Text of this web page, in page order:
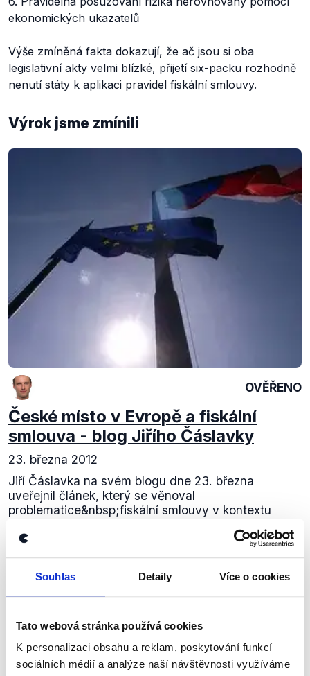
Souhlas Detaily Více o cookies
Tato webová stránka používá cookies
K personalizaci obsahu a reklam, poskytování funkcí
sociálních médií a analýze naší návštěvnosti využíváme
ekonomických ukazatelů
Výše zmíněná fakta dokazují, že ač jsou si oba
legislativní akty velmi blízké, přijetí six-packu rozhodně
nenutí státy k aplikaci pravidel fiskální smlouvy.
Výrok jsme zmínili
OVĚŘENO
České místo v Evropě a fiskální
smlouva - blog Jiřího Čáslavky
23. března 2012
Jiří Čáslavka na svém blogu dne 23. března
uveřejnil článek, který se věnoval
problematice&nbsp;fiskální smlouvy v kontextu
zamýšlí...
Číst dál
Zůstaňme v kontaktu
Přihlaste se k odběru našeho